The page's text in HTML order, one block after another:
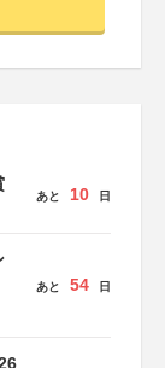
あと 10 日
あと 54 日